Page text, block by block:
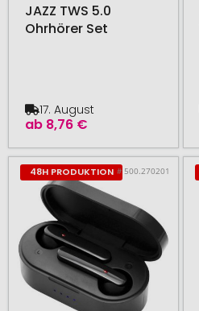
JAZZ TWS 5.0
Ohrhörer Set
ab 8,76 €
17. August
48H PRODUKTION # 500.270201